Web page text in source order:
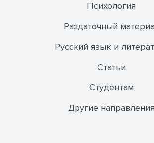
Психология
Раздаточный
Русский язык и
Статьи
Студентам
Другие направления